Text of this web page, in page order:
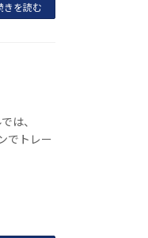
きを読む
は、
でトレー